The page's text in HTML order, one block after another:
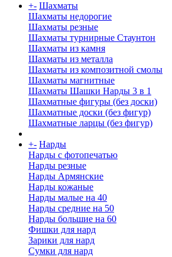
+- Шахматы
Шахматы недорогие
Шахматы резные
Шахматы турнирные Стаунтон
Шахматы из камня
Шахматы из металла
Шахматы из композитной смолы
Шахматы магнитные
Шахматы Шашки Нарды 3 в 1
Шахматные фигуры (без доски)
Шахматные доски (без фигур)
Шахматные ларцы (без фигур)
+- Нарды
Нарды с фотопечатью
Нарды резные
Нарды Армянские
Нарды кожаные
Нарды малые на 40
Нарды средние на 50
Нарды большие на 60
Фишки для нард
Зарики для нард
Сумки для нард